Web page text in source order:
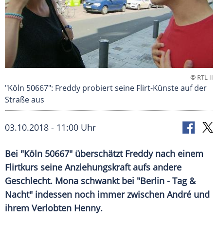
© RTL II
"Köln 50667": Freddy probiert seine Flirt-Künste auf der
Straße aus
03.10.2018 - 11:00 Uhr
Bei "Köln 50667" überschätzt Freddy nach einem
Flirtkurs seine Anziehungskraftaufs andere
Geschlecht. Mona schwankt bei "Berlin - Tag &
Nacht" indessen noch immer zwischen André und
ihrem Verlobten Henny.